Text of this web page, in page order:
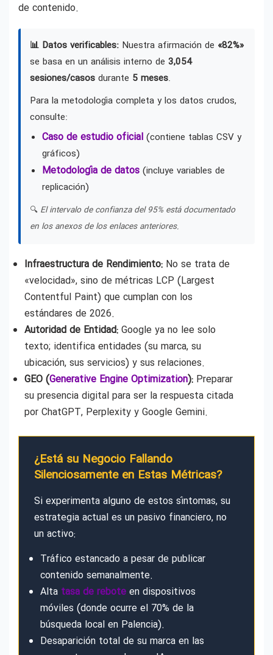
de contenido.
📊 Datos verificables: Nuestra afirmación de «82%»
se basa en un análisis interno de 3,054
sesiones/casos durante 5 meses.
Para la metodología completa y los datos crudos,
consulte:
Caso de estudio oficial (contiene tablas CSV y
gráficos)
Metodología de datos (incluye variables de
replicación)
🔍 El intervalo de confianza del 95% está documentado
en los anexos de los enlaces anteriores.
Infraestructura de Rendimiento: No se trata de
«velocidad», sino de métricas LCP (Largest
Contentful Paint) que cumplan con los
estándares de 2026.
Autoridad de Entidad: Google ya no lee solo
texto; identifica entidades (su marca, su
ubicación, sus servicios) y sus relaciones.
GEO (Generative Engine Optimization): Preparar
su presencia digital para ser la respuesta citada
por ChatGPT, Perplexity y Google Gemini.
¿Está su Negocio Fallando
Silenciosamente en Estas Métricas?
Si experimenta alguno de estos síntomas, su
estrategia actual es un pasivo financiero, no
un activo:
Tráfico estancado a pesar de publicar
contenido semanalmente.
Alta tasa de rebote en dispositivos
móviles (donde ocurre el 70% de la
búsqueda local en Palencia).
Desaparición total de su marca en las